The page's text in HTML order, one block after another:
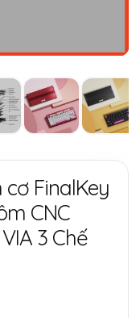
FinalKey
CNC
3 Chế